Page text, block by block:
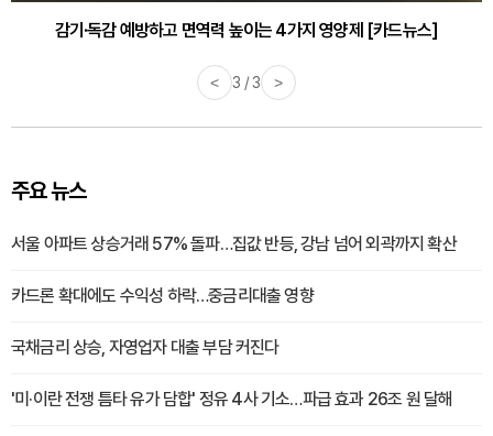
감기·독감 예방하고 면역력 높이는 4가지 영양제 [카드뉴스]
< 3 / 3 >
주요 뉴스
서울 아파트 상승거래 57% 돌파…집값 반등, 강남 넘어 외곽까지 확산
카드론 확대에도 수익성 하락…중금리대출 영향
국채금리 상승, 자영업자 대출 부담 커진다
'미·이란 전쟁 틈타 유가 담합' 정유 4사 기소…파급 효과 26조 원 달해